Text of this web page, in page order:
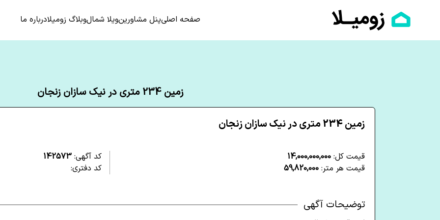
صفحه اصلیپنل مشاورینویلا شمالوبلاگ زومیلادرباره ما
زمین 234 متری در نیک سازان زنجان
زمین 234 متری در نیک سازان زنجان
قیمت کل: 14,000,000,000
قیمت هر متر: 59,820,000
کد آگهی: 142573
کد دفتری:
توضیحات آگهی